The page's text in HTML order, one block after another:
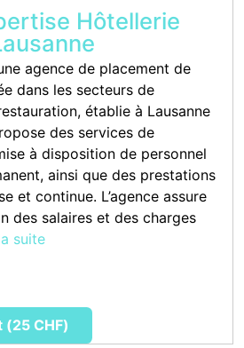
Hôtellerie
agence de placement de
dans les secteurs de
établie à Lausanne
des services de
à disposition de personnel
ainsi que des prestations
et continue. L’agence assure
des salaires et des charges
suite
CHF)